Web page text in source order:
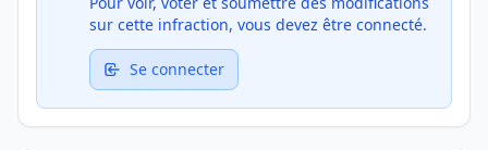
sur cette infraction, vous devez être connecté.
Se connecter